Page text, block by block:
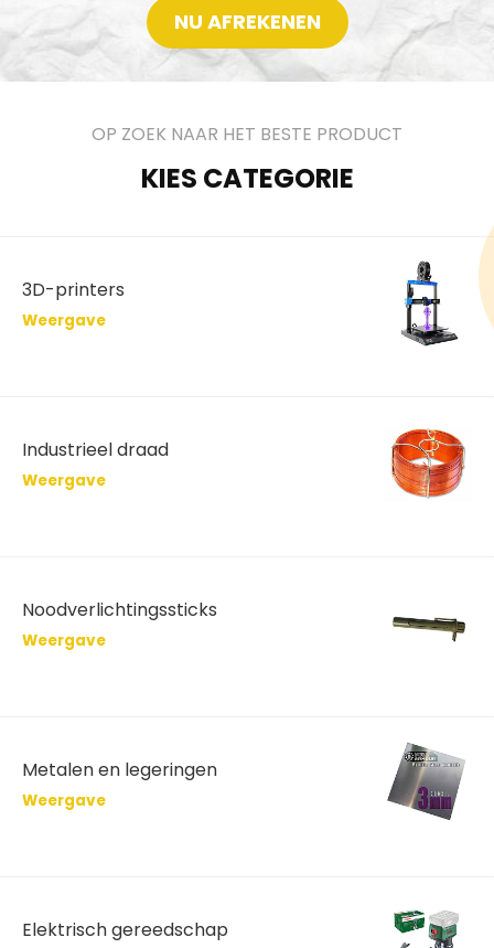
NU AFREKENEN
OP ZOEK NAAR HET BESTE PRODUCT
KIES CATEGORIE
3D-printers
Weergave
Industrieel draad
Weergave
Noodverlichtingssticks
Weergave
Metalen en legeringen
Weergave
Elektrisch gereedschap